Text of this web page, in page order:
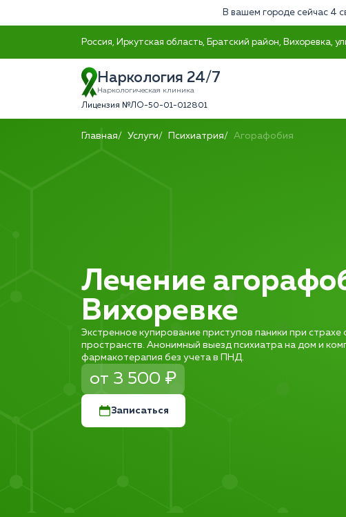
В вашем городе сейчас 4
Россия, Иркутская область, Братский район, Вихоревка,
Наркология 24/7
Наркологическая клиника
Лицензия №ЛО-50-01-012801
Главная Услуги Психиатрия Агорафобия
Лечение
Вихоревке
Экстренное купирование приступов паники при страхе
пространств. Анонимный выезд психиатра на дом и
фармакотерапия без учета в ПНД.
от 3 500 ₽
Записаться